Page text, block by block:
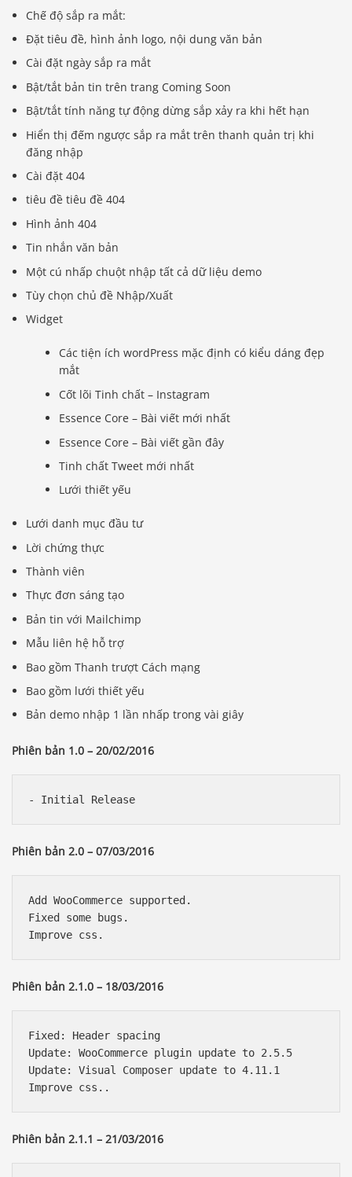
Chế độ sắp ra mắt:
Đặt tiêu đề, hình ảnh logo, nội dung văn bản
Cài đặt ngày sắp ra mắt
Bật/tắt bản tin trên trang Coming Soon
Bật/tắt tính năng tự động dừng sắp xảy ra khi hết hạn
Hiển thị đếm ngược sắp ra mắt trên thanh quản trị khi
đăng nhập
Cài đặt 404
tiêu đề tiêu đề 404
Hình ảnh 404
Tin nhắn văn bản
Một cú nhấp chuột nhập tất cả dữ liệu demo
Tùy chọn chủ đề Nhập/Xuất
Widget
Các tiện ích wordPress mặc định có kiểu dáng đẹp
mắt
Cốt lõi Tinh chất – Instagram
Essence Core – Bài viết mới nhất
Essence Core – Bài viết gần đây
Tinh chất Tweet mới nhất
Lưới thiết yếu
Lưới danh mục đầu tư
Lời chứng thực
Thành viên
Thực đơn sáng tạo
Bản tin với Mailchimp
Mẫu liên hệ hỗ trợ
Bao gồm Thanh trượt Cách mạng
Bao gồm lưới thiết yếu
Bản demo nhập 1 lần nhấp trong vài giây
Phiên bản 1.0 – 20/02/2016
- Initial Release
Phiên bản 2.0 – 07/03/2016
Add WooCommerce supported.
Fixed some bugs.
Improve css.
Phiên bản 2.1.0 – 18/03/2016
Fixed: Header spacing
Update: WooCommerce plugin update to 2.5.5
Update: Visual Composer update to 4.11.1
Improve css..
Phiên bản 2.1.1 – 21/03/2016